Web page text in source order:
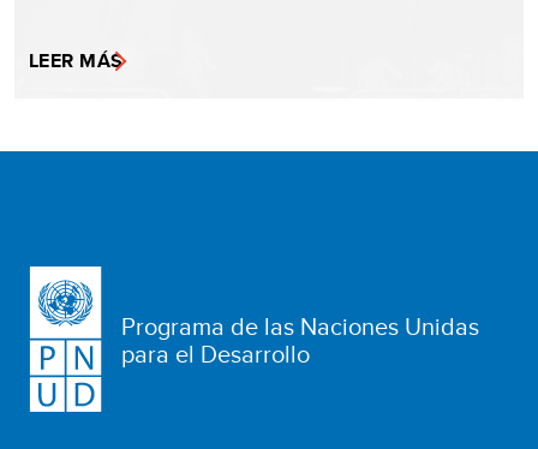
LEER MÁS
Programa de las Naciones Unidas
para el Desarrollo